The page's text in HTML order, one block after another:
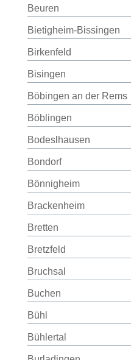
Beuren
Bietigheim-Bissingen
Birkenfeld
Bisingen
Böbingen an der Rems
Böblingen
Bodeslhausen
Bondorf
Bönnigheim
Brackenheim
Bretten
Bretzfeld
Bruchsal
Buchen
Bühl
Bühlertal